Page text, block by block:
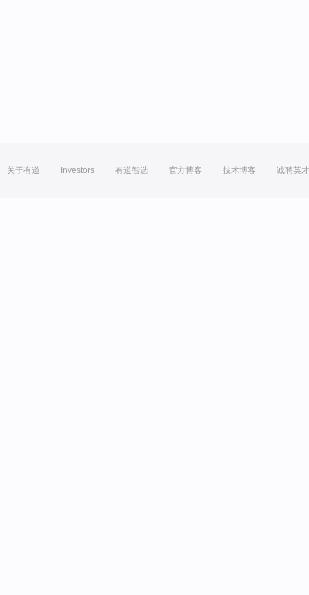
关于有道 Investors 有道智选 官方博客 技术博客 诚聘英才